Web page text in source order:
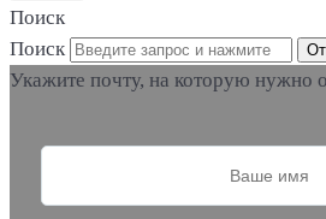
Поиск
Поиск
Укажите почту, на которую нужно